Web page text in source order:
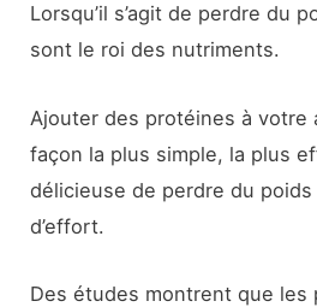
Lorsqu’il s’agit de perdre du
sont le roi des nutriments.
Ajouter des protéines à votre
façon la plus simple, la plus
délicieuse de perdre du poids
d’effort.
Des études montrent que les